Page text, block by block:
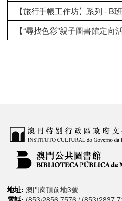
【旅行手帳工作坊】系列 - B
【“尋找色彩”親子圖書館定向活
地址: 澳門崗頂前地3號 |